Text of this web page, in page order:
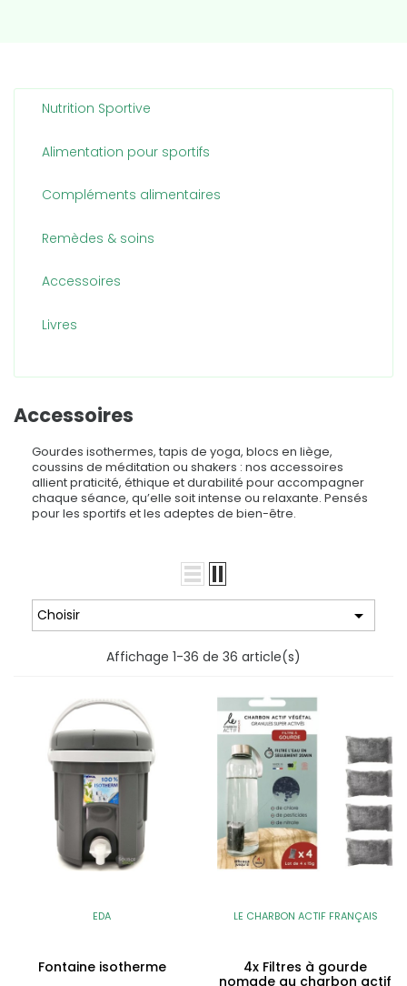
Nutrition Sportive
Alimentation pour sportifs
Compléments alimentaires
Remèdes & soins
Accessoires
Livres
Accessoires
Gourdes isothermes, tapis de yoga, blocs en liège,
coussins de méditation ou shakers : nos accessoires
allient praticité, éthique et durabilité pour accompagner
chaque séance, qu’elle soit intense ou relaxante. Pensés
pour les sportifs et les adeptes de bien-être.
Choisir 
Affichage 1-36 de 36 article(s)
EDA
Fontaine isotherme
LE CHARBON ACTIF FRANÇAIS
4x Filtres à gourde
nomade au charbon actif